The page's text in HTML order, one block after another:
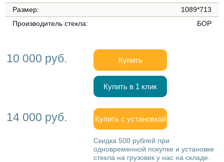
Размер:
1089*713
Производитель стекла:
БОР
10 000 руб. Купить
Купить в 1 клик
14 000 руб. Купить с установкой
Скидка 500 рублей при
одновременной покупке и установке
стекла на грузовик у нас на складе.